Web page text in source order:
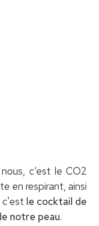
c’est le CO2
en respirant, ainsi
c'est le cocktail de
notre peau.